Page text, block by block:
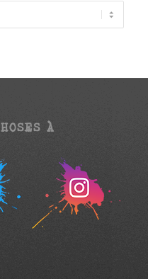
À